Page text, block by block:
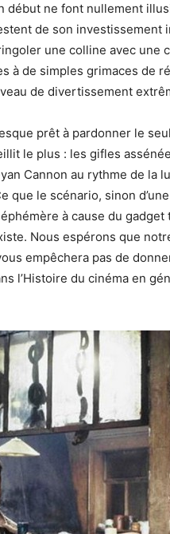
début ne font nullement
de son investissement
une colline avec une
à de simples grimaces de
de divertissement
prêt à pardonner le
le plus : les gifles
Cannon au rythme de la
que le scénario, sinon
à cause du
Nous espérons que
empêchera pas de
l’Histoire du cinéma en